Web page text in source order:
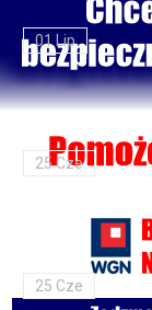
01 Lip
Gminne Zawody
25 Cze
XXVII Festiwal
5 lipca w Parku na
25 Cze